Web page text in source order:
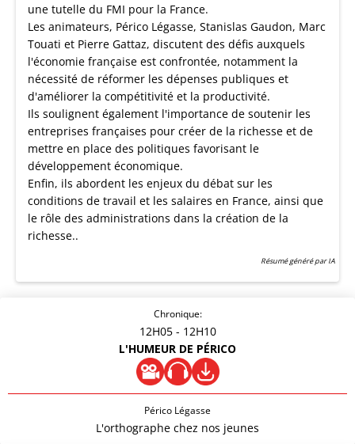
une tutelle du FMI pour la France.
Les animateurs, Périco Légasse, Stanislas Gaudon, Marc
Touati et Pierre Gattaz, discutent des défis auxquels
l'économie française est confrontée, notamment la
nécessité de réformer les dépenses publiques et
d'améliorer la compétitivité et la productivité.
Ils soulignent également l'importance de soutenir les
entreprises françaises pour créer de la richesse et de
mettre en place des politiques favorisant le
développement économique.
Enfin, ils abordent les enjeux du débat sur les
conditions de travail et les salaires en France, ainsi que
le rôle des administrations dans la création de la
richesse..
Résumé généré par IA
Chronique:
12H05 - 12H10
L'HUMEUR DE PÉRICO
Périco Légasse
L'orthographe chez nos jeunes